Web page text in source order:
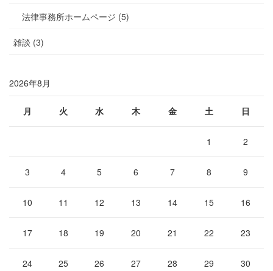
法律事務所ホームページ (5)
雑談 (3)
2026年8月
月 火 水 木 金 土 日
1 2
3 4 5 6 7 8 9
10 11 12 13 14 15 16
17 18 19 20 21 22 23
24 25 26 27 28 29 30